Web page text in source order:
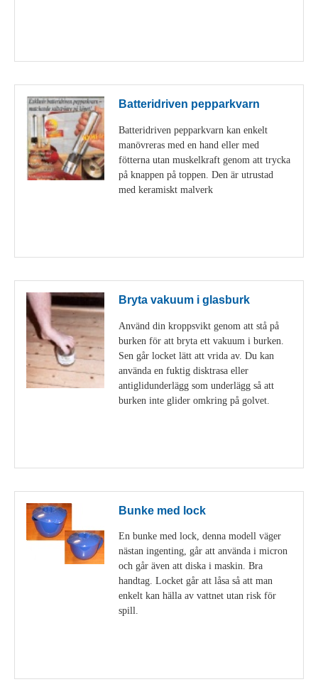
Batteridriven pepparkvarn
Batteridriven pepparkvarn kan enkelt
manövreras med en hand eller med
fötterna utan muskelkraft genom att trycka
på knappen på toppen. Den är utrustad
med keramiskt malverk
Bryta vakuum i glasburk
Använd din kroppsvikt genom att stå på
burken för att bryta ett vakuum i burken.
Sen går locket lätt att vrida av. Du kan
använda en fuktig disktrasa eller
antiglidunderlägg som underlägg så att
burken inte glider omkring på golvet.
Bunke med lock
En bunke med lock, denna modell väger
nästan ingenting, går att använda i micron
och går även att diska i maskin. Bra
handtag. Locket går att låsa så att man
enkelt kan hälla av vattnet utan risk för
spill.